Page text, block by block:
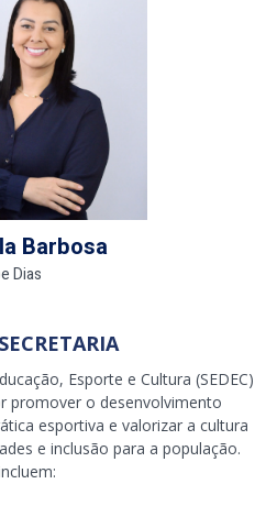
Barbosa
Dias
Esporte e Cultura (SEDEC)
promover o desenvolvimento
esportiva e valorizar a cultura
e inclusão para a população.